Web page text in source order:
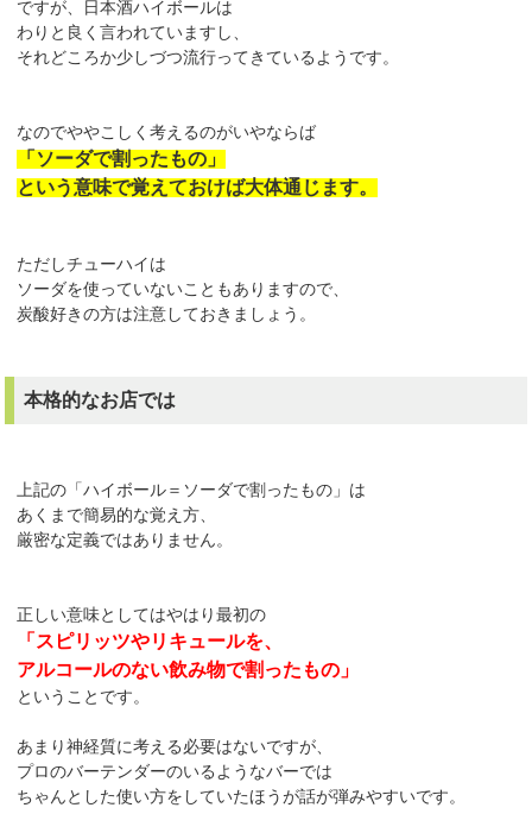
ですが、日本酒ハイボールは
わりと良く言われていますし、
それどころか少しづつ流行ってきているようです。
なのでややこしく考えるのがいやならば
「ソーダで割ったもの」
という意味で覚えておけば大体通じます。
ただしチューハイは
ソーダを使っていないこともありますので、
炭酸好きの方は注意しておきましょう。
本格的なお店では
上記の「ハイボール＝ソーダで割ったもの」は
あくまで簡易的な覚え方、
厳密な定義ではありません。
正しい意味としてはやはり最初の
「スピリッツやリキュールを、
アルコールのない飲み物で割ったもの」
ということです。
あまり神経質に考える必要はないですが、
プロのバーテンダーのいるようなバーでは
ちゃんとした使い方をしていたほうが話が弾みやすいです。